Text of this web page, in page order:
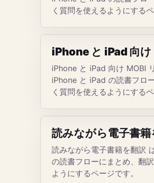
く質問を使えるようにするペ
iPhone と iPad 向
iPhone と iPad 向け MOBI
iPhone と iPad の読書フロ
く質問を使えるようにするペ
読みながら電子書籍
読みながら電子書籍を翻訳
の読書フローにまとめ、翻
ようにするページです。